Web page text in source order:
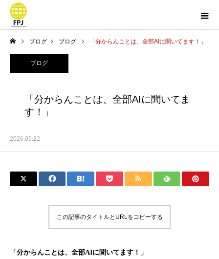
ブログ ブログ 「分からんことは、全部AIに聞いてます！」
ブログ
「分からんことは、全部AIに聞いてま
す！」
2026.05.22
この記事のタイトルとURLをコピーする
「分からんことは、全部AIに聞いてます！」